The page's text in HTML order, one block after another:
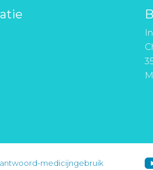
medicijngebruik